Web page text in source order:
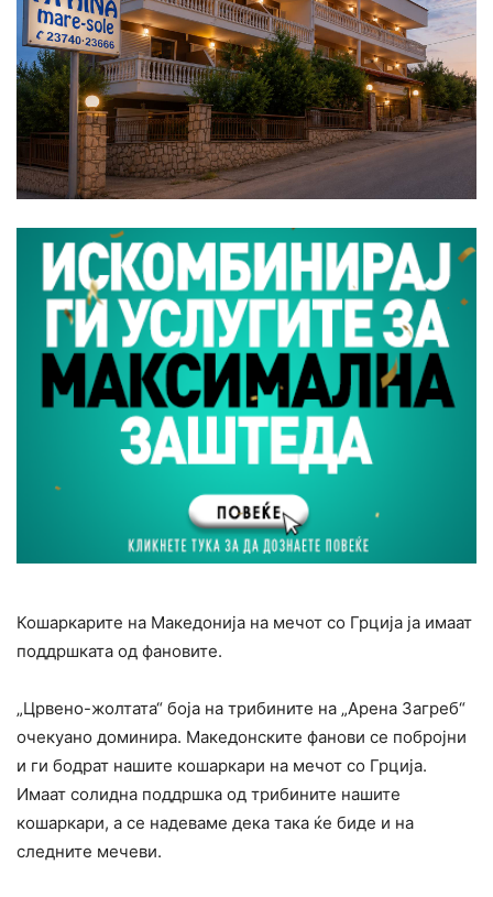
Кошаркарите на Македонија на мечот со Грција ја имаат
поддршката од фановите.
„Црвено-жолтата“ боја на трибините на „Арена Загреб“
очекуано доминира. Македонските фанови се побројни
и ги бодрат нашите кошаркари на мечот со Грција.
Имаат солидна поддршка од трибините нашите
кошаркари, а се надеваме дека така ќе биде и на
следните мечеви.